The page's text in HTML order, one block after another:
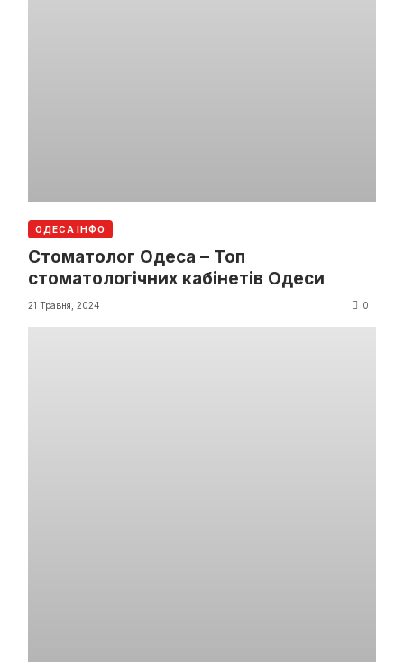
ОДЕСА ІНФО
Стоматолог Одеса – Топ
стоматологічних кабінетів Одеси
21 Травня, 2024 0